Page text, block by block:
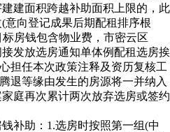
建面积跨越补助面积上限的，此
意向登记成果后期配租排序根
房钱包含物业费，市密云区
发放选房通知单体例配租选房挨
担任本次政策注释及资历复核工
退等缘由发生的房源将一并纳入
庭再次累计两次放弃选房或签约
助：1.选房时按照第一组(中